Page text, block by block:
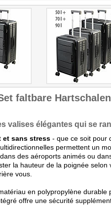
faltbare
valises élégantes qui se
et sans stress - que ce soit pour
permettent un
des aéroports animés ou
la hauteur de la poignée
vous.
en polypropylène
offre une sécurité